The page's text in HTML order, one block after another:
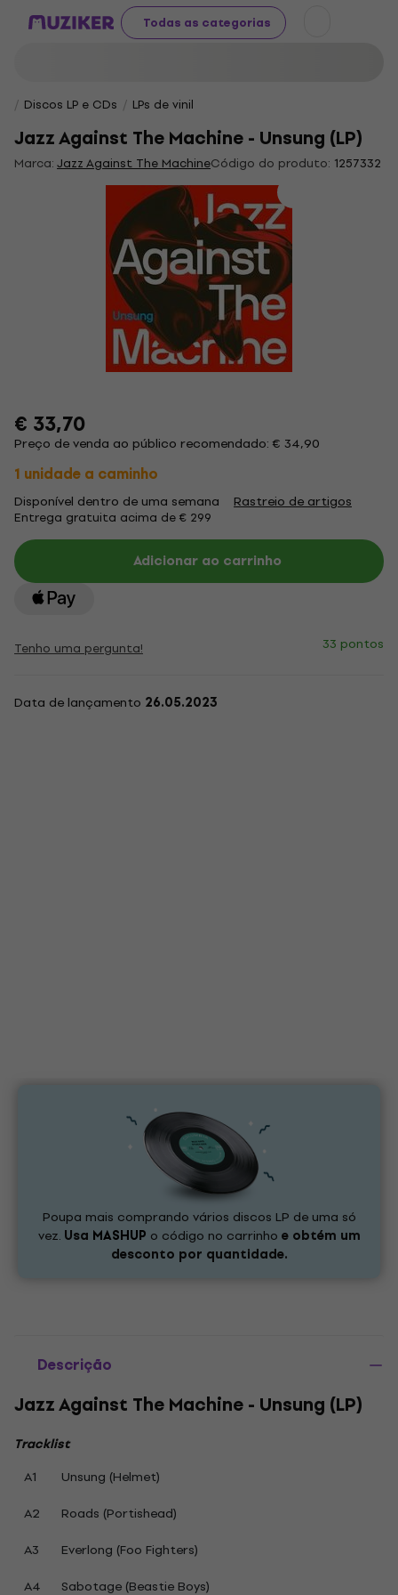
Todas as categorias
Discos LP e CDs LPs de vinil
Jazz Against The Machine - Unsung (LP)
Marca:Jazz Against The MachineCódigo do produto: 1257332
€ 33,70
Preço de venda ao público recomendado: € 34,90
1 unidade a caminho
Disponível dentro de uma semana Rastreio de artigos
Entrega gratuita acima de € 299
Adicionar ao carrinho
Tenho uma pergunta! 33 pontos
Data de lançamento 26.05.2023
Poupa mais comprando vários discos LP de uma só
vez. Usa MASHUP o código no carrinho e obtém um
desconto por quantidade.
Descrição
Jazz Against The Machine - Unsung (LP)
Tracklist
A1
Unsung (Helmet)
A2
Roads (Portishead)
A3
Everlong (Foo Fighters)
A4
Sabotage (Beastie Boys)